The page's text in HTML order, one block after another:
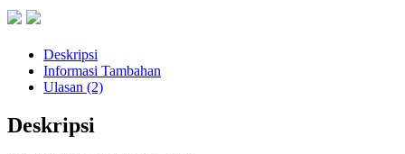
Deskripsi
Informasi Tambahan
Ulasan (2)
Deskripsi